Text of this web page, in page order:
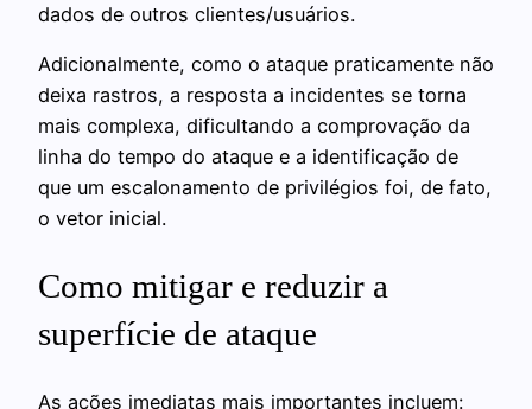
dados de outros clientes/usuários.
Adicionalmente, como o ataque praticamente não
deixa rastros, a resposta a incidentes se torna
mais complexa, dificultando a comprovação da
linha do tempo do ataque e a identificação de
que um escalonamento de privilégios foi, de fato,
o vetor inicial.
Como mitigar e reduzir a
superfície de ataque
As ações imediatas mais importantes incluem: